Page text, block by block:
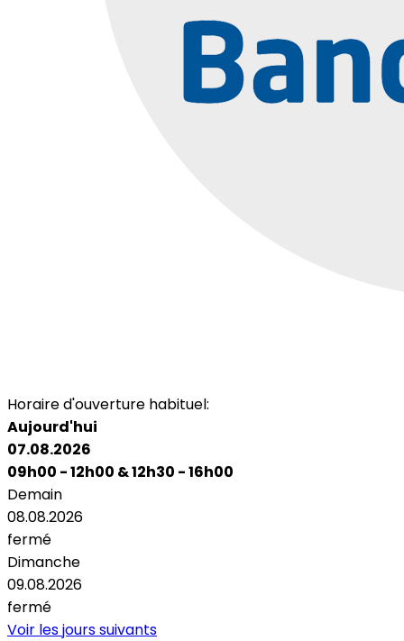
Horaire d'ouverture habituel:
Aujourd'hui
07.08.2026
09h00 - 12h00 &12h30 - 16h00
Demain
08.08.2026
fermé
Dimanche
09.08.2026
fermé
Voir les jours suivants